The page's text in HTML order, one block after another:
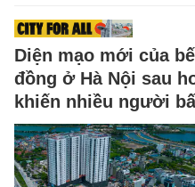
Diện mạo mới của
đồng ở Hà Nội sau
khiến nhiều người